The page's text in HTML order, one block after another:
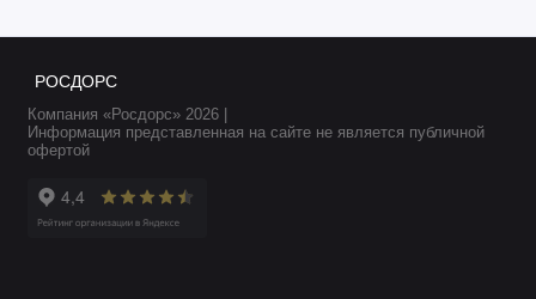
РОСДОРС
Компания «Росдорс» 2026 |
Информация представленная на сайте не является публичной
офертой